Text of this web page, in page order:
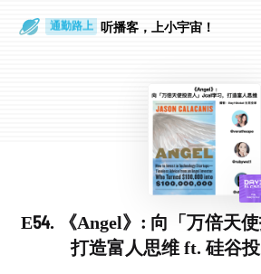
通勤路上 听播客，上小宇宙！
E54. 《Angel》: 向「万倍天
打造富人思维 ft. 硅谷